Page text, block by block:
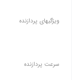
ویژگیهای پردازنده
سرعت پردازنده